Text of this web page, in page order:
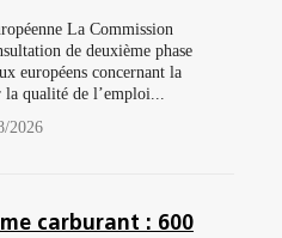
La Commission
de deuxième phase
européens concernant la
qualité de l’emploi...
2026
carburant : 600